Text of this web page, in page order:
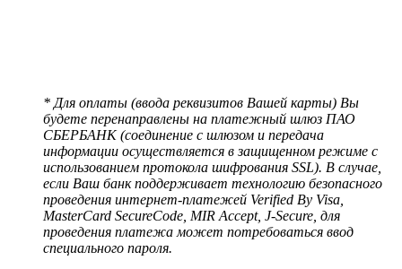
* Для оплаты (ввода реквизитов Вашей карты) Вы
будете перенаправлены на платежный шлюз ПАО
СБЕРБАНК (соединение с шлюзом и передача
информации осуществляется в защищенном режиме с
использованием протокола шифрования SSL). В случае,
если Ваш банк поддерживает технологию безопасного
проведения интернет-платежей Verified By Visa,
MasterCard SecureCode, MIR Accept, J-Secure, для
проведения платежа может потребоваться ввод
специального пароля.